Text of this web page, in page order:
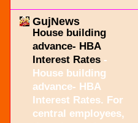
GujNews
House building
advance- HBA
Interest Rates -
House building
advance- HBA
Interest Rates. For
central employees,